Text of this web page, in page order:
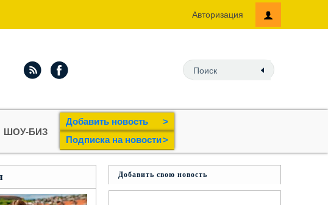
Авторизация
ШОУ-БИЗ
Добавить новость
>
Подпиcка на новости>
Добавить свою новость